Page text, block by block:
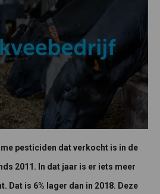
pesticiden dat verkocht is in de
2011. In dat jaar is er iets meer
Dat is 6% lager dan in 2018. Deze